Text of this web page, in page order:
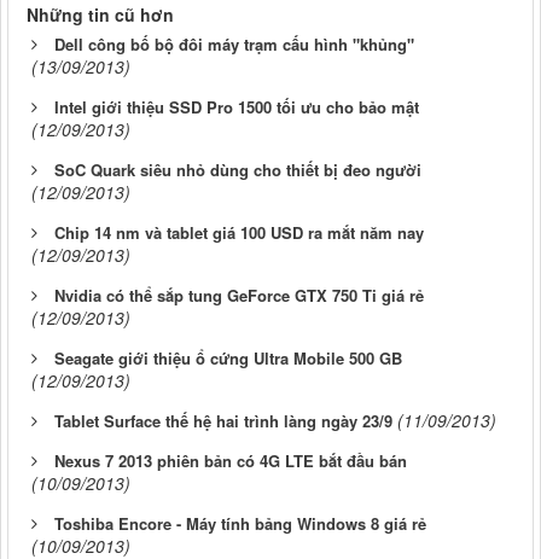
Những tin cũ hơn
Dell công bố bộ đôi máy trạm cấu hình "khủng"
(13/09/2013)
Intel giới thiệu SSD Pro 1500 tối ưu cho bảo mật
(12/09/2013)
SoC Quark siêu nhỏ dùng cho thiết bị đeo người
(12/09/2013)
Chip 14 nm và tablet giá 100 USD ra mắt năm nay
(12/09/2013)
Nvidia có thể sắp tung GeForce GTX 750 Ti giá rẻ
(12/09/2013)
Seagate giới thiệu ổ cứng Ultra Mobile 500 GB
(12/09/2013)
Tablet Surface thế hệ hai trình làng ngày 23/9 (11/09/2013)
Nexus 7 2013 phiên bản có 4G LTE bắt đầu bán
(10/09/2013)
Toshiba Encore - Máy tính bảng Windows 8 giá rẻ
(10/09/2013)